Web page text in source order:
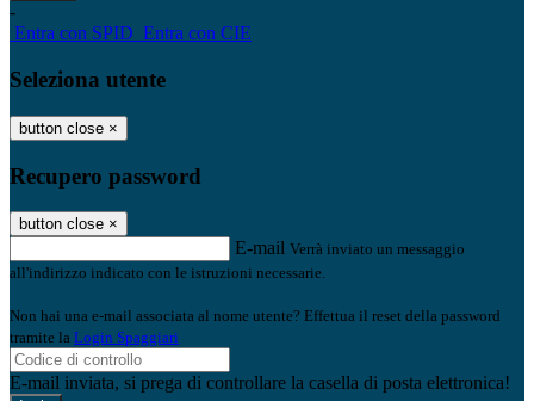
-
Entra con SPID Entra con CIE
Seleziona utente
button close ×
Recupero password
button close ×
E-mail Verrà inviato un messaggio
all'indirizzo indicato con le istruzioni necessarie.
Non hai una e-mail associata al nome utente? Effettua il reset della password
tramite la Login Spaggiari
E-mail inviata, si prega di controllare la casella di posta elettronica!